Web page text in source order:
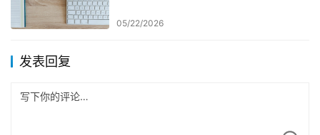
05/22/2026
发表回复